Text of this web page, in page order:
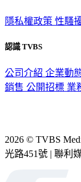
隱私權政策 性騷
認識 TVBS
公司介紹 企業動
銷售 公開招標 業
2026 © TVBS
光路451號 | 聯利